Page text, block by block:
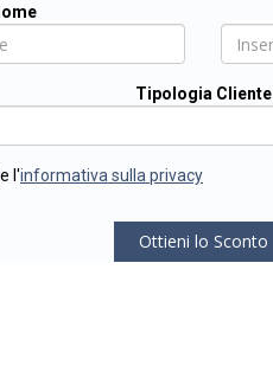
Tipologia Cliente
e l'informativa sulla privacy
Ottieni lo Sconto